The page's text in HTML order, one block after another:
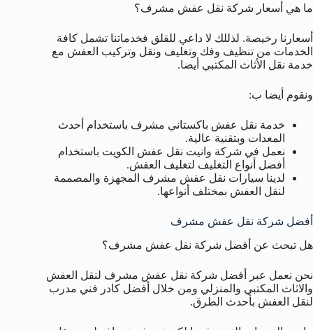
ما هي أسعار شركة نقل عفش مشرف؟
أسعارنا رخيصة. لذللك لا داعي للقلق فخدماتنا تشمل كافة
الخدمات من تنظيف وفك وتغليف ونقل وتركيب العفش مع
خدمة نقل الأثاث المكتبي أيضا.
ونقوم أيضا ب:
خدمة نقل عفش باكستاني مشرف باستخدام أحدث
المعدات وبتقنية عالية.
نعمل في شركة وانيت نقل عفش الكويت باستخدام
أفضل أنواع التغليف لتغليف العفش.
لدينا سيارات نقل عفش مشرف المجهزة والمصممة
لنقل العفش بمختلف أنواعها.
أفضل شركة نقل عفش مشرف
هل تبحث عن أفضل شركة نقل عفش مشرف؟
نحن نعمل عبر أفضل شركة نقل عفش مشرف لنقل العفش
والاثاث المكتبي والمنزلي ومن خلال أفضل كادر فني مدرب
لنقل العفش بأحدث الطرق.